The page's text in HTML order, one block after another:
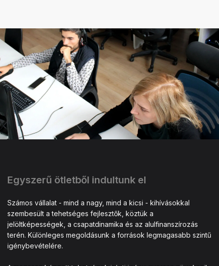
Egyszerű ötletből indultunk el
Számos vállalat - mind a nagy, mind a kicsi - kihívásokkal
szembesült a tehetséges fejlesztők, köztük a
jelöltképességek, a csapatdinamika és az alulfinanszírozás
terén. Különleges megoldásunk a források legmagasabb szintű
igénybevételére.